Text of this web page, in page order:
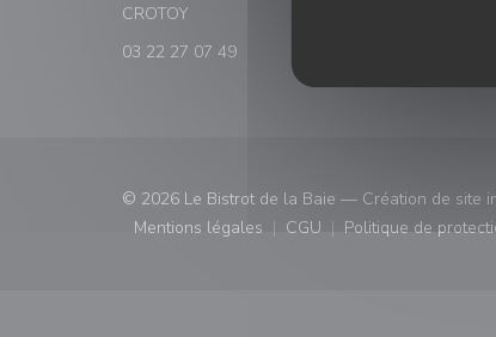
CROTOY((ouvre une nouvelle fenêtre))
03 22 27 07 49
© 2026 Le Bistrot de la Baie — Création de site
Mentions légales
((ouvre une nouvelle fenêtre))
CGU
((ouvre une nouvelle
Politique de